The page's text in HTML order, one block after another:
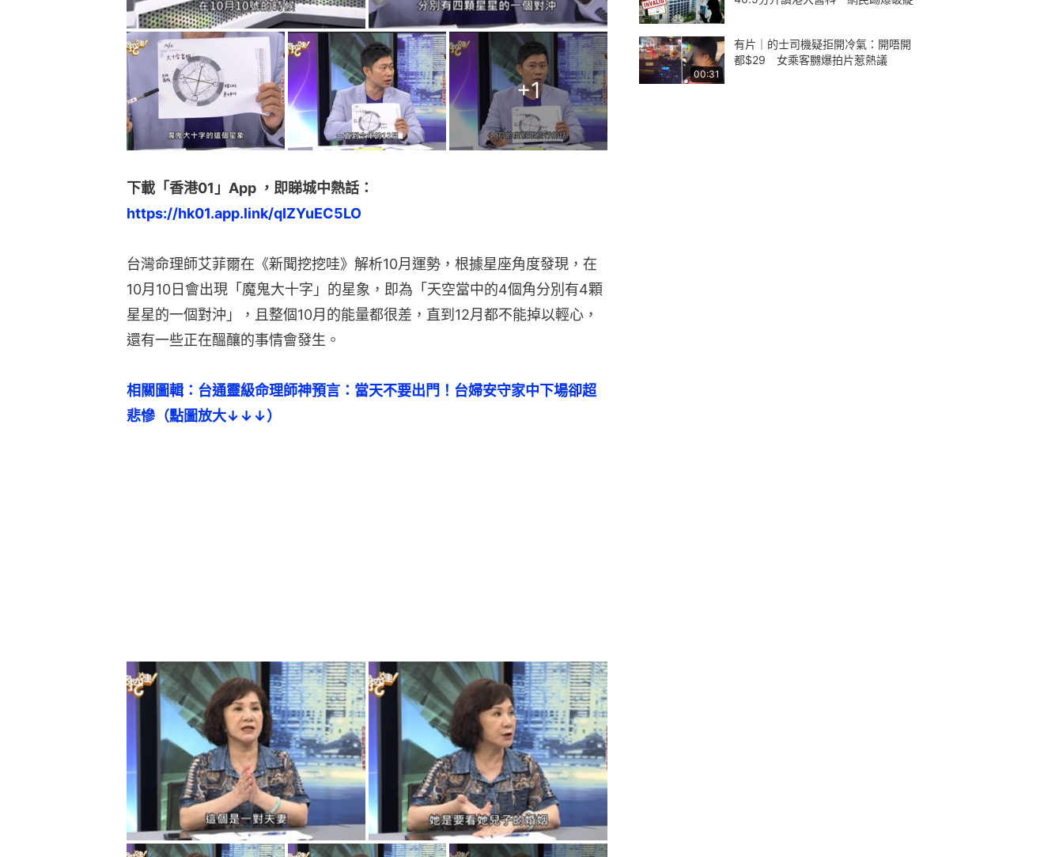
+1
下載「香港01」App ，即睇城中熱話：
https://hk01.app.link/qIZYuEC5LO
台灣命理師艾菲爾在《新聞挖挖哇》解析10月運勢，根據星座角度發現，在
10月10日會出現「魔鬼大十字」的星象，即為「天空當中的4個角分別有4顆
星星的一個對沖」，且整個10月的能量都很差，直到12月都不能掉以輕心，
還有一些正在醞釀的事情會發生。
相關圖輯：台通靈級命理師神預言：當天不要出門！台婦安守家中下場卻超
悲慘（點圖放大↓↓↓）
00:31
有片｜的士司機疑拒開冷氣：開唔開
都$29 女乘客嬲爆拍片惹熱議